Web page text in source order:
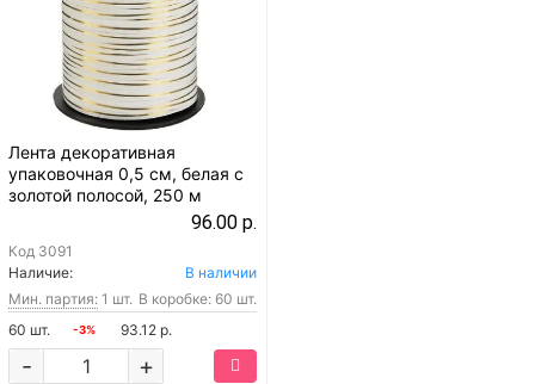
Лента декоративная
упаковочная 0,5 см, белая с
золотой полосой, 250 м
96.00 р.
Код 3091
Наличие:
В наличии
Мин. партия: 1 шт. В коробке: 60 шт.
60 шт.
-3% 93.12 р.
+
-